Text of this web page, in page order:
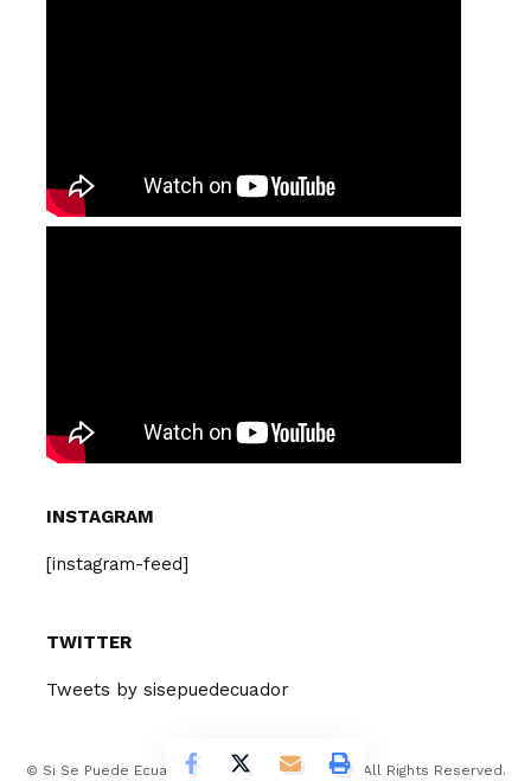
INSTAGRAM
[instagram-feed]
TWITTER
Tweets by sisepuedecuador
© Si Se Puede Ecuador Design Company 2026. All Rights Reserved.